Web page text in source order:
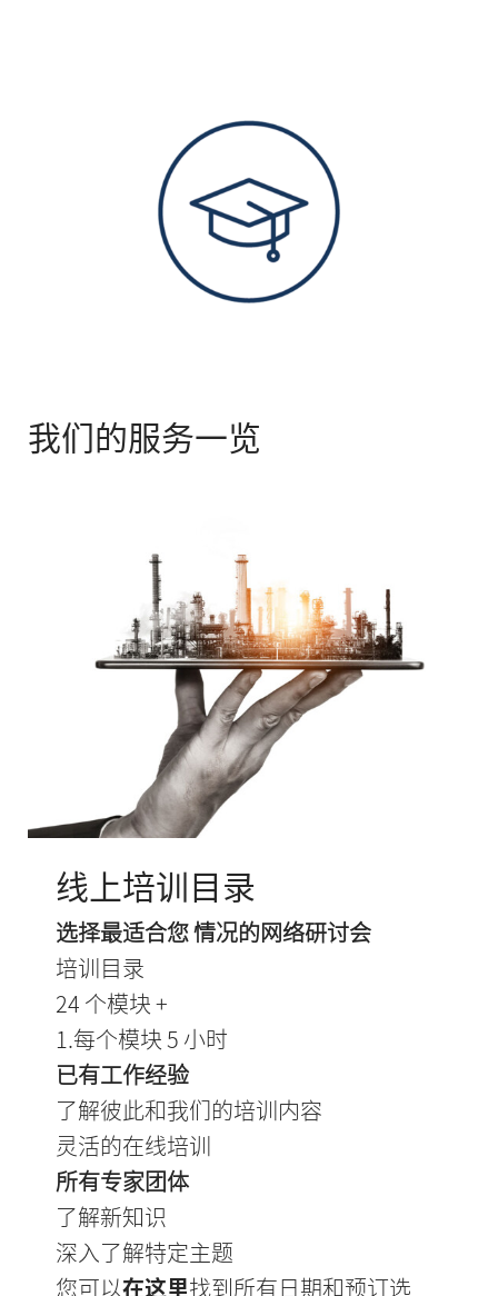
我们的服务一览
线上培训目录
选择最适合您 情况的网络研讨会
培训目录
24 个模块 +
1.每个模块 5 小时
已有工作经验
了解彼此和我们的培训内容
灵活的在线培训
所有专家团体
了解新知识
深入了解特定主题
您可以在这里找到所有日期和预订选